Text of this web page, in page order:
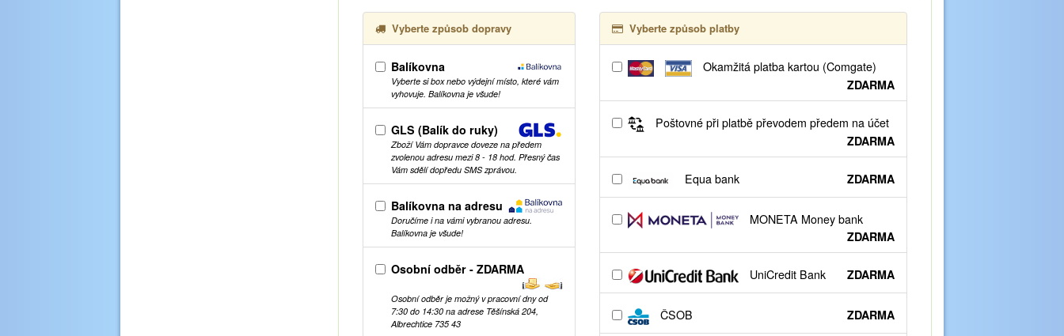
Vyberte způsob dopravy
Balíkovna
Vyberte si box nebo výdejní místo, které vám
vyhovuje. Balíkovna je všude!
GLS (Balík do ruky)
Zboží Vám dopravce doveze na předem
zvolenou adresu mezi 8 - 18 hod. Přesný čas
Vám sdělí dopředu SMS zprávou.
Balíkovna na adresu
Doručíme i na vámi vybranou adresu.
Balíkovna je všude!
Osobní odběr - ZDARMA
Osobní odběr je možný v pracovní dny od
7:30 do 14:30 na adrese Těšínská 204,
Albrechtice 735 43
Vyberte způsob platby
Okamžitá platba kartou (Comgate)
ZDARMA
Poštovné při platbě převodem předem na účet
ZDARMA
Equa bank ZDARMA
MONETA Money bank
ZDARMA
UniCredit Bank ZDARMA
ČSOB ZDARMA